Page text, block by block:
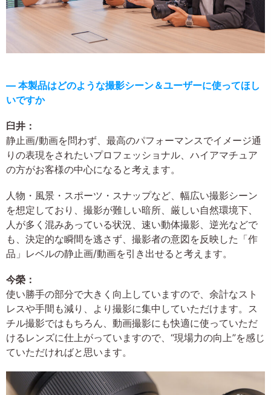
― 本製品はどのような撮影シーン＆ユーザーに使ってほし
いですか
臼井：
静止画/動画を問わず、最高のパフォーマンスでイメージ通
りの表現をされたいプロフェッショナル、ハイアマチュア
の方がお客様の中心になると考えます。
人物・風景・スポーツ・スナップなど、幅広い撮影シーン
を想定しており、撮影が難しい暗所、厳しい自然環境下、
人が多く混みあっている状況、速い動体撮影、逆光などで
も、決定的な瞬間を逃さず、撮影者の意図を反映した「作
品」レベルの静止画/動画を引き出せると考えます。
今榮：
使い勝手の部分で大きく向上していますので、余計なスト
レスや手間も減り、より撮影に集中していただけます。ス
チル撮影ではもちろん、動画撮影にも快適に使っていただ
けるレンズに仕上がっていますので、“現場力の向上”を感じ
ていただければと思います。